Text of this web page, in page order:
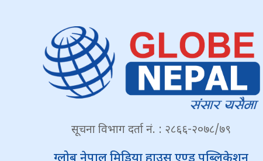
सूचना विभाग दर्ता नं. : २८६६-२०७८/७९